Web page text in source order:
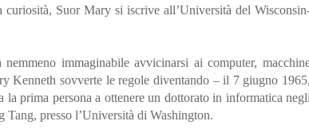
curiosità, Suor Mary si iscrive all’Università del
immaginabile avvicinarsi ai computer,
Kenneth sovverte le regole diventando – il 7 giugno 1965,
prima persona a ottenere un dottorato in informatica negli
presso l’Università di Washington.